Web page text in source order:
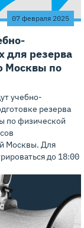
07 февраля 2025
для резерва
Москвы по
учебно-
резерва
по физической
Москвы. Для
до 18:00